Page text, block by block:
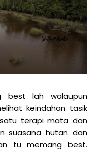
best lah walaupun
keindahan tasik
terapi mata dan
suasana hutan dan
tu memang best.